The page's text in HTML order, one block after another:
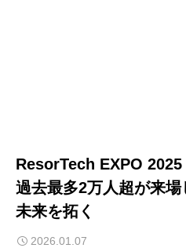
ResorTech EXPO
過去最多2万人超が来
未来を拓く
2026.01.07